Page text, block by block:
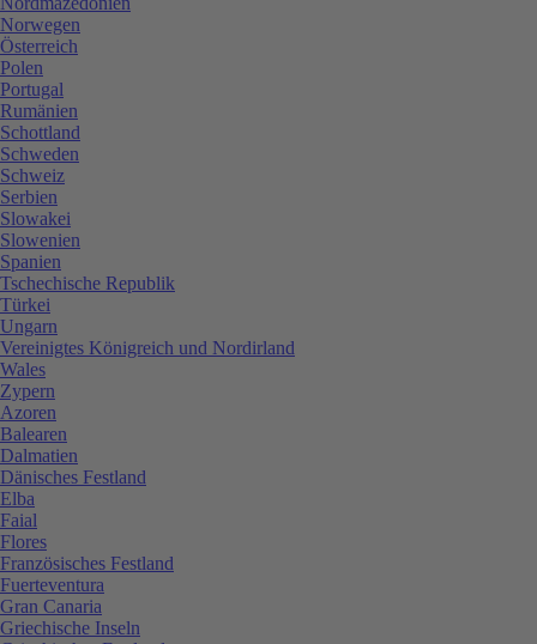
Norwegen
Österreich
Polen
Portugal
Rumänien
Schottland
Schweden
Schweiz
Serbien
Slowakei
Slowenien
Spanien
Tschechische Republik
Türkei
Ungarn
Vereinigtes Königreich und Nordirland
Wales
Zypern
Azoren
Balearen
Dalmatien
Dänisches Festland
Elba
Faial
Flores
Französisches Festland
Fuerteventura
Gran Canaria
Griechische Inseln